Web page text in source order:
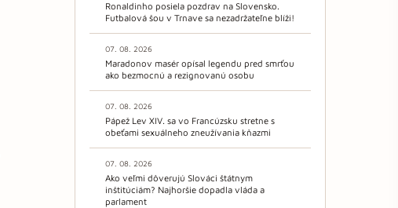
Ronaldinho posiela pozdrav na Slovensko.
Futbalová šou v Trnave sa nezadržateľne blíži!
07. 08. 2026
Maradonov masér opísal legendu pred smrťou
ako bezmocnú a rezignovanú osobu
07. 08. 2026
Pápež Lev XIV. sa vo Francúzsku stretne s
obeťami sexuálneho zneužívania kňazmi
07. 08. 2026
Ako veľmi dôverujú Slováci štátnym
inštitúciám? Najhoršie dopadla vláda a
parlament